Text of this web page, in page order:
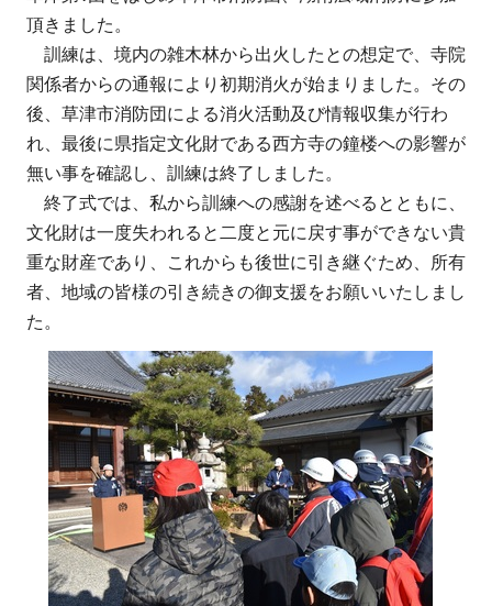
頂きました。
訓練は、境内の雑木林から出火したとの想定で、寺院
関係者からの通報により初期消火が始まりました。その
後、草津市消防団による消火活動及び情報収集が行わ
れ、最後に県指定文化財である西方寺の鐘楼への影響が
無い事を確認し、訓練は終了しました。
終了式では、私から訓練への感謝を述べるとともに、
文化財は一度失われると二度と元に戻す事ができない貴
重な財産であり、これからも後世に引き継ぐため、所有
者、地域の皆様の引き続きの御支援をお願いいたしまし
た。